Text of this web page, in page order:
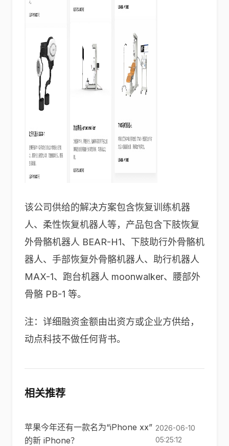
该公司供给的解决方案包含恢复训练机器
人、柔性恢复机器人等，产品包含下肢恢复
外骨骼机器人 BEAR-H1、下肢助行外骨骼机
器人、手部恢复外骨骼机器人、助行机器人
MAX-1、跑台机器人 moonwalker、腰部外
骨骼 PB-1 等。
注：详细融资金额由出资方或企业方供给，
动点科技不做任何背书。
相关推荐
苹果今年还有一款名为“iPhone xx”
的新 iPhone？
2026-06-10
05:25:12